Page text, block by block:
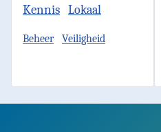
Kennis Lokaal
Beheer Veiligheid